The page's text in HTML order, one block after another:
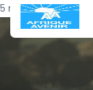
5 mars 2020